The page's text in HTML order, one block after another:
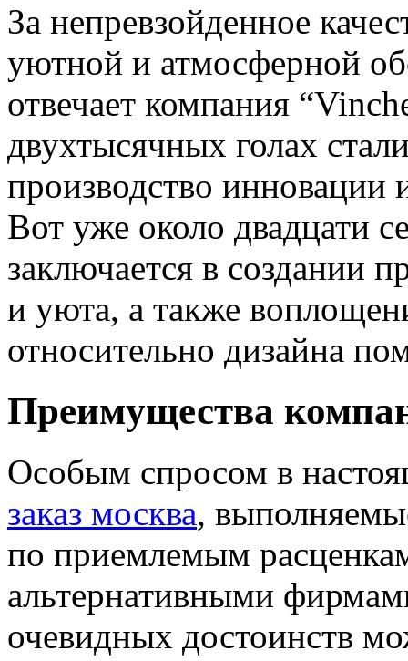
За непревзойденное
уютной и атмосферной
отвечает компания
двухтысячных голах
производство инновации
Вот уже около двадцати
заключается в создании
и уюта, а также
относительно дизайна
Преимущества
Особым спросом в
заказ москва,
по приемлемым
альтернативными
очевидных достоинств